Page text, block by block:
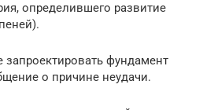
определившего развитие
фундамент
о причине неудачи.